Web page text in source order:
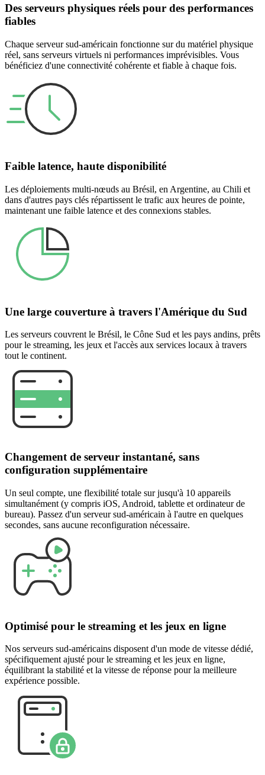
Des serveurs physiques réels pour des performances
fiables
Chaque serveur sud-américain fonctionne sur du matériel physique
réel, sans serveurs virtuels ni performances imprévisibles. Vous
bénéficiez d'une connectivité cohérente et fiable à chaque fois.
Faible latence, haute disponibilité
Les déploiements multi-nœuds au Brésil, en Argentine, au Chili et
dans d'autres pays clés répartissent le trafic aux heures de pointe,
maintenant une faible latence et des connexions stables.
Une large couverture à travers l'Amérique du Sud
Les serveurs couvrent le Brésil, le Cône Sud et les pays andins, prêts
pour le streaming, les jeux et l'accès aux services locaux à travers
tout le continent.
Changement de serveur instantané, sans
configuration supplémentaire
Un seul compte, une flexibilité totale sur jusqu'à 10 appareils
simultanément (y compris iOS, Android, tablette et ordinateur de
bureau). Passez d'un serveur sud-américain à l'autre en quelques
secondes, sans aucune reconfiguration nécessaire.
Optimisé pour le streaming et les jeux en ligne
Nos serveurs sud-américains disposent d'un mode de vitesse dédié,
spécifiquement ajusté pour le streaming et les jeux en ligne,
équilibrant la stabilité et la vitesse de réponse pour la meilleure
expérience possible.